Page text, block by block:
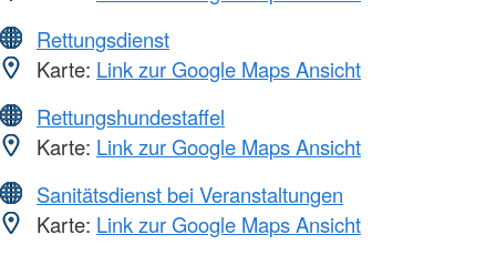
Rettungsdienst
Karte: Link zur Google Maps Ansicht
Rettungshundestaffel
Karte: Link zur Google Maps Ansicht
Sanitätsdienst bei Veranstaltungen
Karte: Link zur Google Maps Ansicht